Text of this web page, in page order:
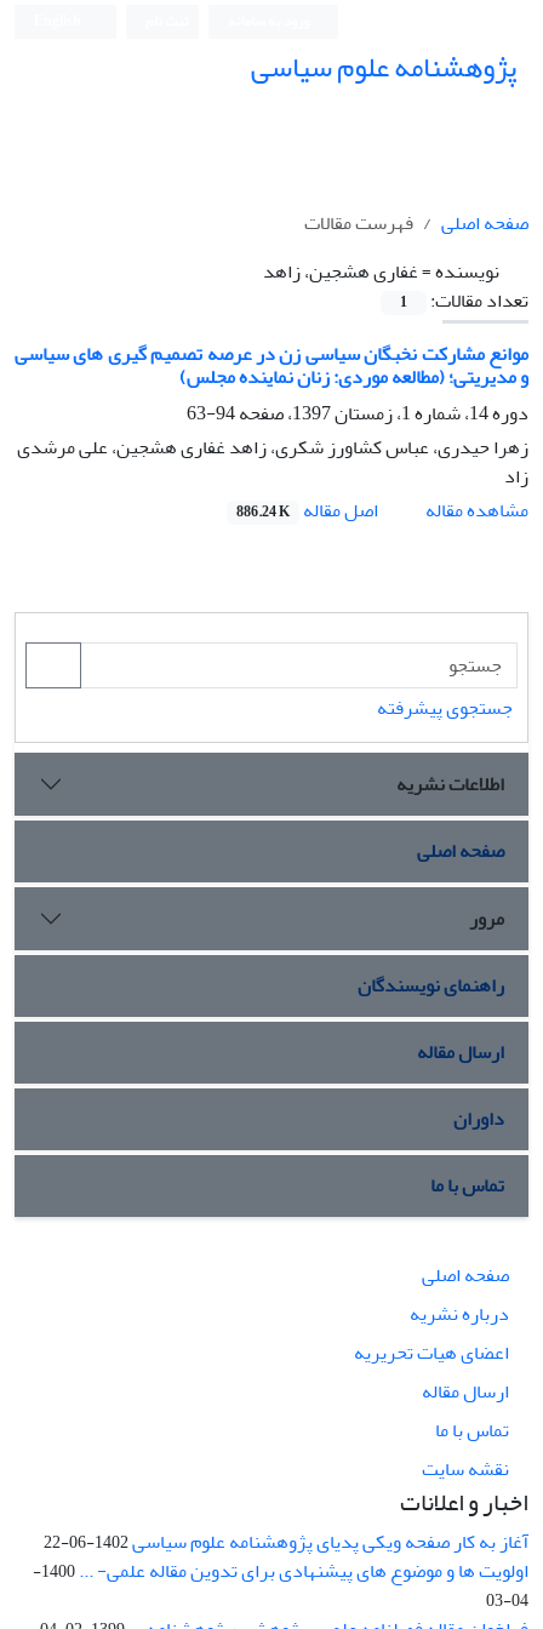
پژوهشنامه علوم سیاسی
صفحه اصلی
فهرست مقالات
نویسنده =غفاری هشجین، زاهد
تعداد مقالات:
1
موانع مشارکت نخبگان سیاسی زن در عرصه تصمیم گیری های سیاسی
و مدیریتی؛ (مطالعه موردی: زنان نماینده مجلس)
دوره 14، شماره 1، زمستان 1397، صفحه
94-63
زهرا حیدری، عباس کشاورز شکری، زاهد غفاری هشجین، علی مرشدی
زاد
مشاهده مقاله
اصل مقاله 886.24 K
جستجوی پیشرفته
اطلاعات نشریه
صفحه اصلی
مرور
راهنمای نویسندگان
ارسال مقاله
داوران
تماس با ما
صفحه اصلی
درباره نشریه
اعضای هیات تحریریه
ارسال مقاله
تماس با ما
نقشه سایت
اخبار و اعلانات
آغاز به کار صفحه ویکی پدیای پژوهشنامه علوم سیاسی1402-06-22
اولویت ها و موضوع های پیشنهادی برای تدوین مقاله علمی- ...
1400-
04-03